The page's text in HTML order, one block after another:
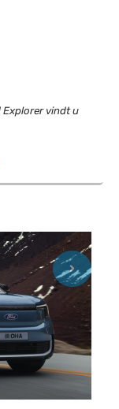
Explorer vindt u
Next